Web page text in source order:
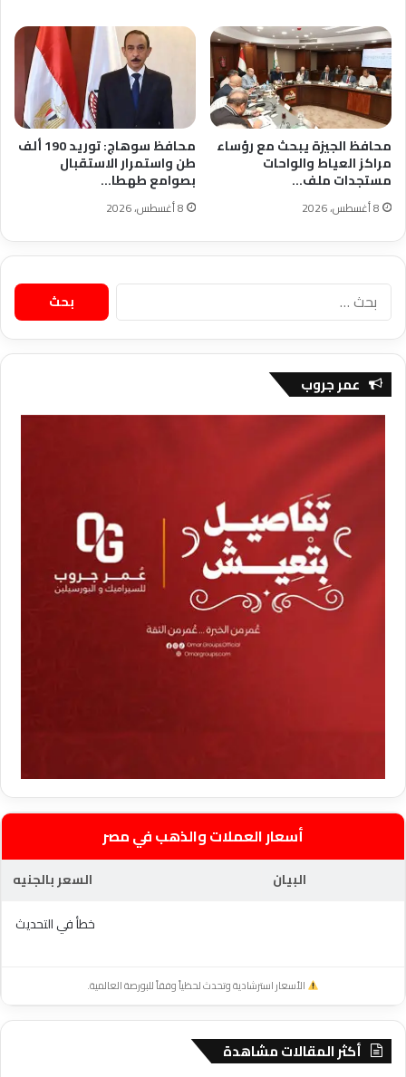
محافظ الجيزة يبحث مع رؤساء
مراكز العياط والواحات
مستجدات ملف…
8 أغسطس، 2026
محافظ سوهاج: توريد 190 ألف
طن واستمرار الاستقبال
بصوامع طهطا…
8 أغسطس، 2026
البحث
عن:
عمر جروب
أسعار العملات والذهب في مصر
البيان
السعر بالجنيه
خطأ في التحديث
الأسعار استرشادية وتحدث لحظياً وفقاً للبورصة العالمية.
أكثر المقالات مشاهدة